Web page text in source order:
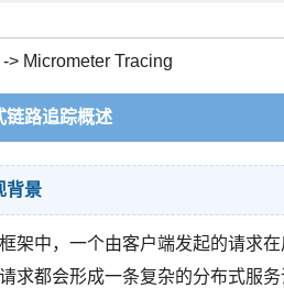
> Micrometer Tracing
链路追踪概述
背景
架中，一个由客户端发起的请求
求都会形成一条复杂的分布式服